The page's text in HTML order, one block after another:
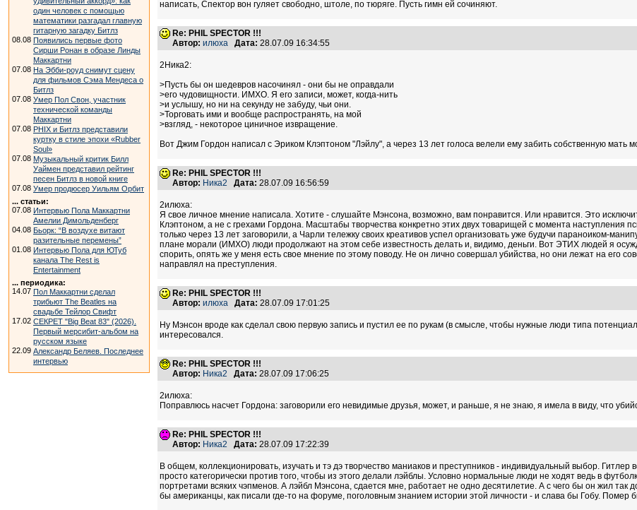
один человек с помощью
математики разгадал главную
гитарную загадку Битлз
08.08 Появились первые фото
Сирши Ронан в образе Линды
Маккартни
07.08 На Эбби-роуд снимут сцену
для фильмов Сэма Мендеса о
Битлз
07.08 Умер Пол Свон, участник
технической команды
Маккартни
07.08 PHIX и Битлз представили
куртку в стиле эпохи «Rubber
Soul»
07.08 Музыкальный критик Билл
Уаймен представил рейтинг
песен Битлз в новой книге
07.08 Умер продюсер Уильям Орбит
... статьи:
07.08 Интервью Пола Маккартни
Амелии Димольденберг
04.08 Бьорк: “В воздухе витают
разительные перемены”
01.08 Интервью Пола для ЮТуб
канала The Rest is
Entertainment
... периодика:
14.07 Пол Маккартни сделал
трибьют The Beatles на
свадьбе Тейлор Свифт
17.02 СЕКРЕТ "Big Beat 83" (2026).
Первый мерсибит-альбом на
русском языке
22.09 Александр Беляев. Последнее
интервью
написать, Спектор вон гуляет свободно, штоле, по тюряге. Пусть гимн ей сочиняют.
Re: PHIL SPECTOR !!!
Автор: илюха Дата: 28.07.09 16:34:55
2Ника2:
>Пусть бы он шедевров насочинял - они бы не оправдали
>его чудовищности. ИМХО. Я его записи, может, когда-нить
>и услышу, но ни на секунду не забуду, чьи они.
>Торговать ими и вообще распространять, на мой
>взгляд, - некоторое циничное извращение.
Вот Джим Гордон написал с Эриком Клэптоном "Лэйлу", а через 13 лет голоса велели ему забить собственную мать
Re: PHIL SPECTOR !!!
Автор: Ника2 Дата: 28.07.09 16:56:59
2илюха:
Я свое личное мнение написала. Хотите - слушайте Мэнсона, возможно, вам понравится. Или нравится. Это
Клэптоном, а не с грехами Гордона. Масштабы творчества конкретно этих двух товарищей с момента наступления
только через 13 лет заговорили, а Чарли тележку своих креативов успел организовать уже будучи параноиком-
плане морали (ИМХО) люди продолжают на этом себе известность делать и, видимо, деньги. Вот ЭТИХ людей я
спорить, опять же у меня есть свое мнение по этому поводу. Не он лично совершал убийства, но они лежат на его
направлял на преступления.
Re: PHIL SPECTOR !!!
Автор: илюха Дата: 28.07.09 17:01:25
Ну Мэнсон вроде как сделал свою первую запись и пустил ее по рукам (в смысле, чтобы нужные люди типа
интересовался.
Re: PHIL SPECTOR !!!
Автор: Ника2 Дата: 28.07.09 17:06:25
2илюха:
Поправлюсь насчет Гордона: заговорили его невидимые друзья, может, и раньше, я не знаю, я имела в виду, что
Re: PHIL SPECTOR !!!
Автор: Ника2 Дата: 28.07.09 17:22:39
В общем, коллекционировать, изучать и тэ дэ творчество маниаков и преступников - индивидуальный выбор.
просто категорически против того, чтобы из этого делали лэйблы. Условно нормальные люди не ходят ведь в
портретами всяких чэпменов. А лэйбл Мэнсона, сдается мне, работает не одно десятилетие. А с чего бы он жил
бы американцы, как писали где-то на форуме, поголовным знанием истории этой личности - и слава бы Гобу. Помер